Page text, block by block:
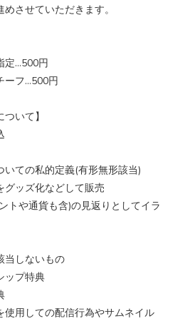
めさせていただきます。
定…500円
ーフ…500円
ついて】
いての私的定義(有形無形該当)
グッズ化などして販売
トや通貨も含)の見返りとしてイラ
当しないもの
ップ特典
使用しての配信行為やサムネイル